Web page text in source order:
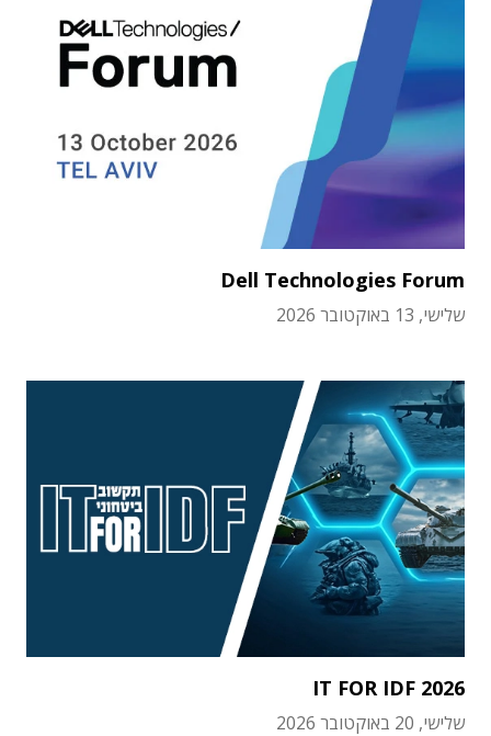
Dell Technologies Forum
שלישי, 13 באוקטובר 2026
IT FOR IDF 2026
שלישי, 20 באוקטובר 2026